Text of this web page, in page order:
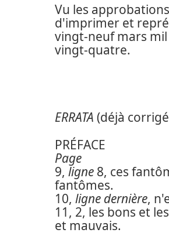
Vu les
d'imprimer et
vingt-neuf mars
vingt-quatre.
ERRATA (déjà
PRÉFACE
Page
9, ligne 8, ces
fantômes.
10, ligne dernière,
11, 2, les bons et
et mauvais.